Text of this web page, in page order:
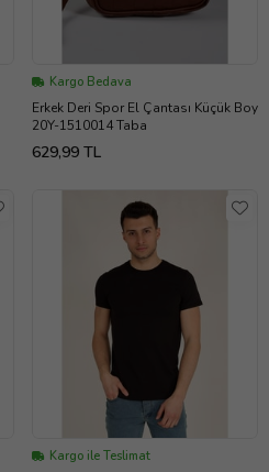
Kargo Bedava
Erkek Deri Spor El Çantası Küçük Boy
20Y-1510014 Taba
629,99 TL
Kargo ile Teslimat